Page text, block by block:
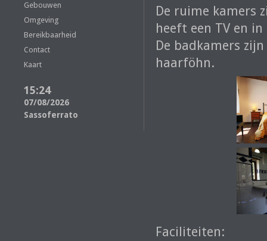
Gebouwen
Omgeving
Bereikbaarheid
Contact
Kaart
15:24
07/08/2026
Sassoferrato
De ruime kamers
heeft een TV en
De badkamers
haarföhn.
Faciliteiten: